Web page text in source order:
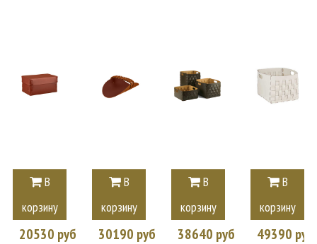
В
корзину
20530 руб
В
корзину
30190 руб
В
корзину
38640 руб
В
корзину
49390 руб